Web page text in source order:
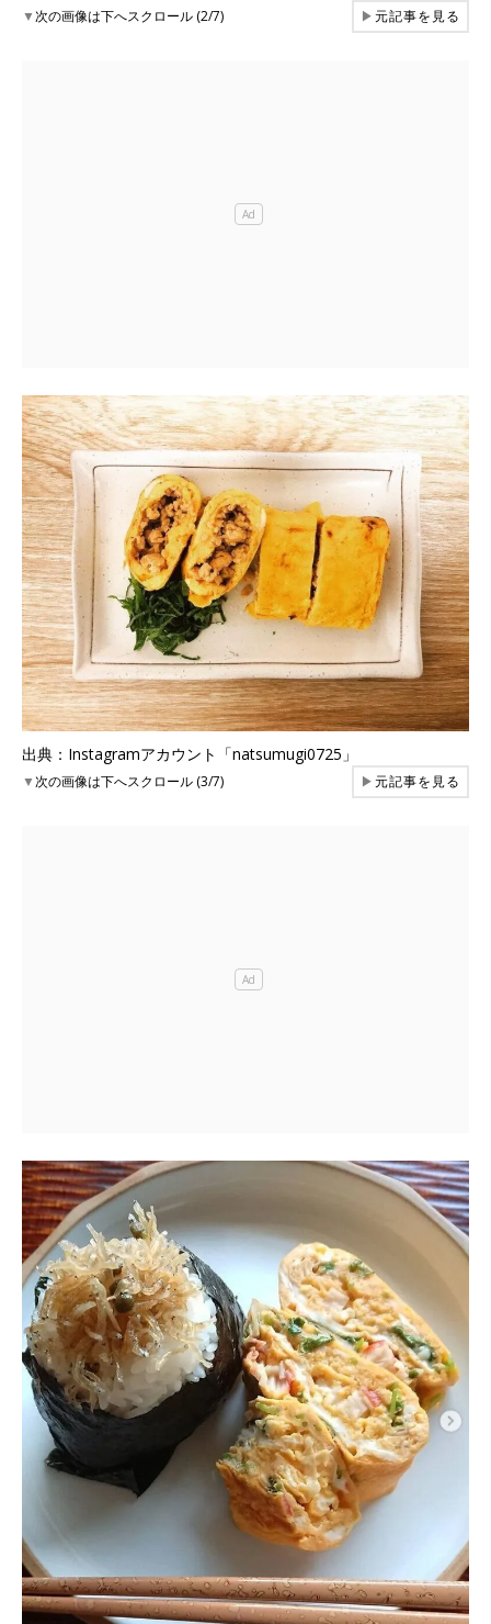
▼次の画像は下へスクロール (2/7) ▶元記事を見る
出典：Instagramアカウント「natsumugi0725」
▼次の画像は下へスクロール (3/7) ▶元記事を見る